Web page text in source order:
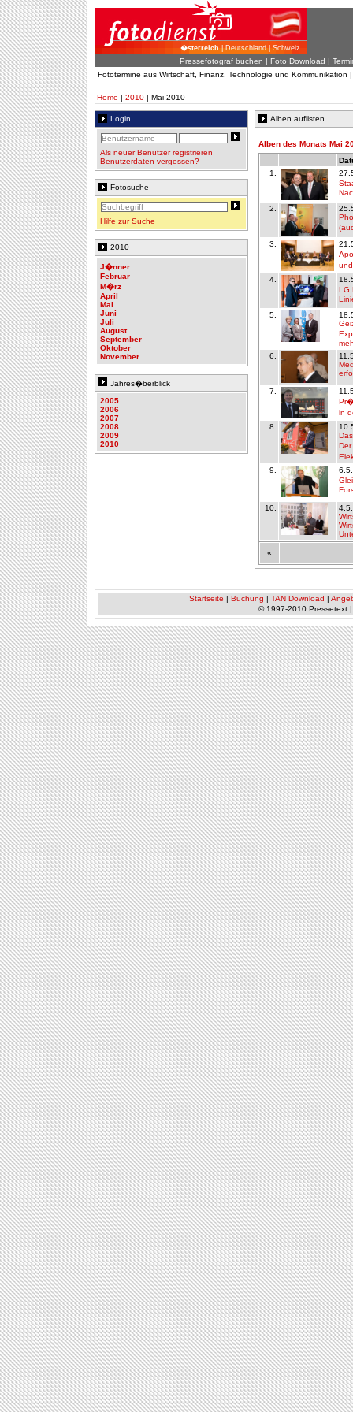
�sterreich| Deutschland | Schweiz
Pressefotograf buchen | Foto Download |
Fototermine aus Wirtschaft, Finanz, Technologie und Kommunikation
Home | 2010 | Mai 2010
Login
Als neuer Benutzer registrieren
Benutzerdaten vergessen?
Fotosuche
Hilfe zur Suche
2010
J�nner
Februar
M�rz
April
Mai
Juni
Juli
August
September
Oktober
November
Jahres�berblick
2005
2006
2007
2008
2009
2010
Alben auflisten
Alben des Monats Mai
1.
2.
3.
4.
LG
5.
6.
7.
in
8.
9.
10.
«
Startseite | Buchung | TAN Download |
© 1997-2010 Pressetext